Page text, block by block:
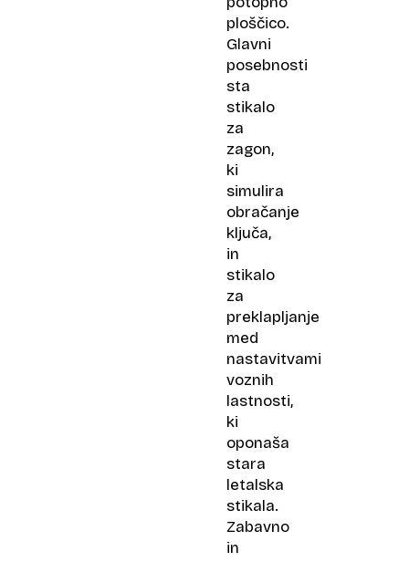
ploščico.
Glavni
posebnosti
sta
stikalo
za
zagon,
ki
simulira
obračanje
ključa,
in
stikalo
za
preklapljanje
med
nastavitvami
voznih
lastnosti,
ki
oponaša
stara
letalska
stikala.
Zabavno
in